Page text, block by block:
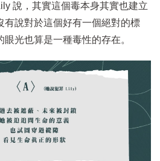
說，其實這個毒本身其實也建立
有說對於這個好有一個絕對的標
光也算是一種毒性的存在。